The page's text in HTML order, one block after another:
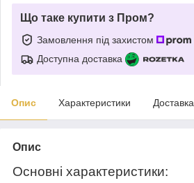
Що таке купити з Пром?
Замовлення під захистом
Доступна доставка
Опис Характеристики Доставка
Опис
Основні характеристики: